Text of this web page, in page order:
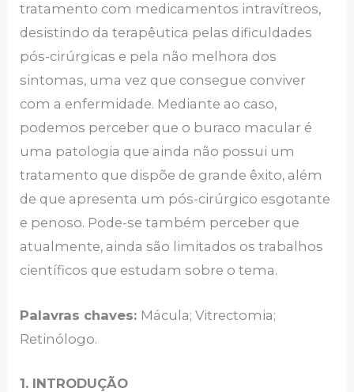
tratamento com medicamentos intravítreos,
desistindo da terapêutica pelas dificuldades
pós-cirúrgicas e pela não melhora dos
sintomas, uma vez que consegue conviver
com a enfermidade. Mediante ao caso,
podemos perceber que o buraco macular é
uma patologia que ainda não possui um
tratamento que dispõe de grande êxito, além
de que apresenta um pós-cirúrgico esgotante
e penoso. Pode-se também perceber que
atualmente, ainda são limitados os trabalhos
científicos que estudam sobre o tema.
Palavras chaves: Mácula; Vitrectomia;
Retinólogo.
1. INTRODUÇÃO